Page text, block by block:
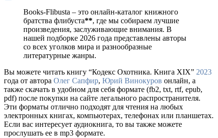
Books-Flibusta – это онлайн-каталог книжного
братства флибуста**, где мы собираем лучшие
произведения, заслуживающие внимания. В
нашей подборке 2026 года представлены авторы
со всех уголков мира и разнообразные
литературные жанры.
Вы можете читать книгу “Кодекс Охотника. Книга XIX” 2023
года от автора Олег Сапфир, Юрий Винокуров онлайн, а
также скачать в удобном для себя формате (fb2, txt, rtf, epub,
pdf) после покупки на сайте легального распространителя.
Эти форматы отлично подходят для чтения на любых
электронных книгах, компьютерах, телефонах или планшетах.
Если вас интересует аудиокнига, то вы также можете
прослушать ее в mp3 формате.